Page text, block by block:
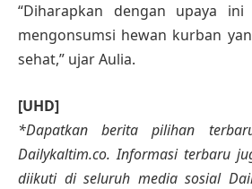
“Diharapkan dengan upaya
mengonsumsi hewan kurban
sehat,” ujar Aulia.
[UHD]
*Dapatkan berita pilihan
Dailykaltim.co. Informasi terbaru
diikuti di seluruh media sosial